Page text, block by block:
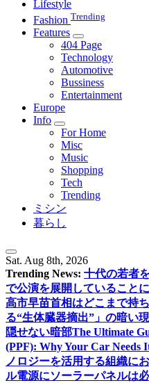
Lifestyle
Fashion Trending
Features
404 Page
Technology
Automotive
Bussiness
Entertainment
Europe
Info
For Home
Misc
Music
Shopping
Tech
Trending
ミシン
暮らし
Sat. Aug 8th, 2026
Trending News: 十代の若者
で公演を展開していること
高市早苗首相はどこまで持
る“生体臓器摘出”」の暗い
隠せない暗部The Ultimate
(PPF): Why Your Car Needs
ノロジーを活用する組織に
ル電源にソーラーパネルは